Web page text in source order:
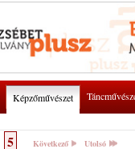
Képzőművészet
5 Következő Utolsó